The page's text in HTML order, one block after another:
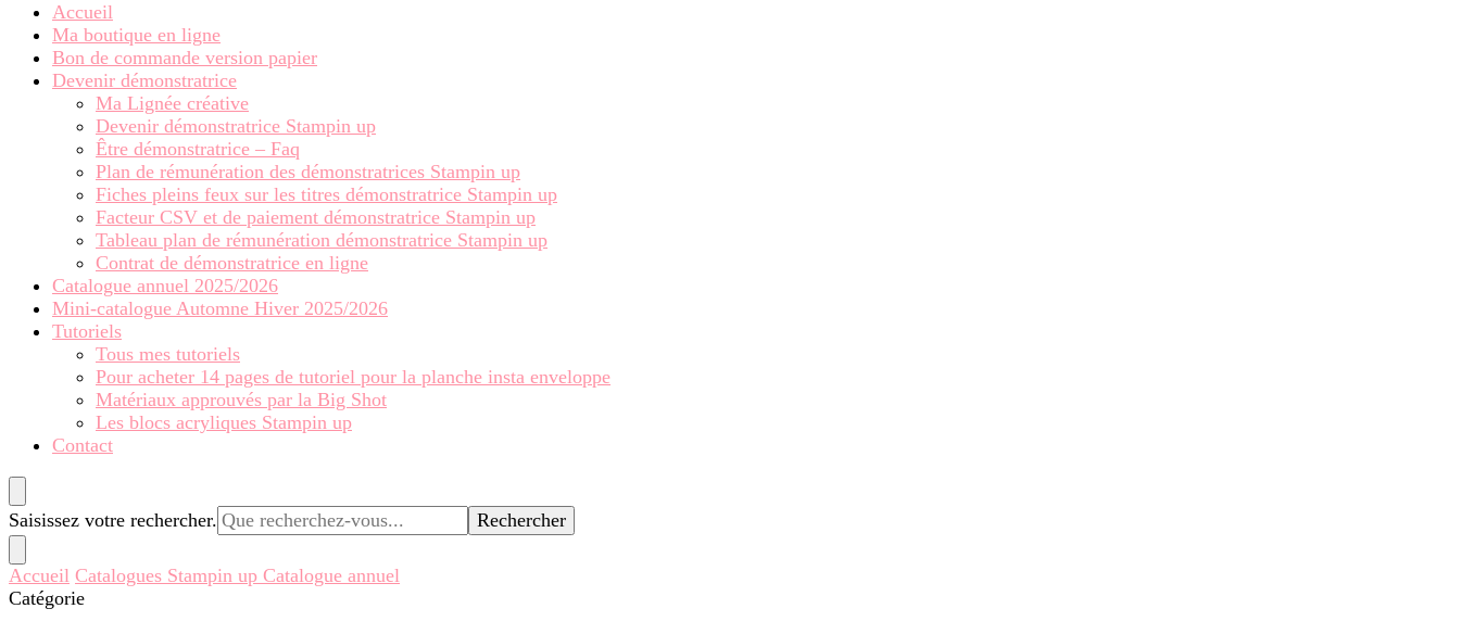
Accueil
Ma boutique en ligne
Bon de commande version papier
Devenir démonstratrice
Ma Lignée créative
Devenir démonstratrice Stampin up
Être démonstratrice – Faq
Plan de rémunération des démonstratrices Stampin up
Fiches pleins feux sur les titres démonstratrice Stampin up
Facteur CSV et de paiement démonstratrice Stampin up
Tableau plan de rémunération démonstratrice Stampin up
Contrat de démonstratrice en ligne
Catalogue annuel 2025/2026
Mini-catalogue Automne Hiver 2025/2026
Tutoriels
Tous mes tutoriels
Pour acheter 14 pages de tutoriel pour la planche insta enveloppe
Matériaux approuvés par la Big Shot
Les blocs acryliques Stampin up
Contact
Vous
recherchiez
quelque
chose ?
Saisissez votre rechercher.
Accueil Catalogues Stampin up Catalogue annuel
Catégorie